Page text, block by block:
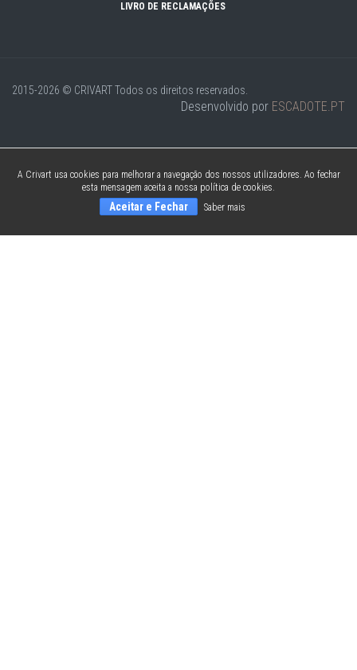
LIVRO DE RECLAMAÇÕES
2015-2026 © CRIVARTTodos os direitos reservados.
Desenvolvido por ESCADOTE.PT
A Crivart usa cookies para melhorar a navegação dos nossos utilizadores. Ao fechar
esta mensagem aceita a nossa política de cookies.
Aceitar e Fechar Saber mais